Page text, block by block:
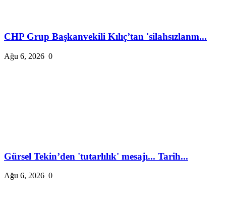
CHP Grup Başkanvekili Kılıç’tan 'silahsızlanm...
Ağu 6, 2026 0
Gürsel Tekin’den 'tutarlılık' mesajı... Tarih...
Ağu 6, 2026 0